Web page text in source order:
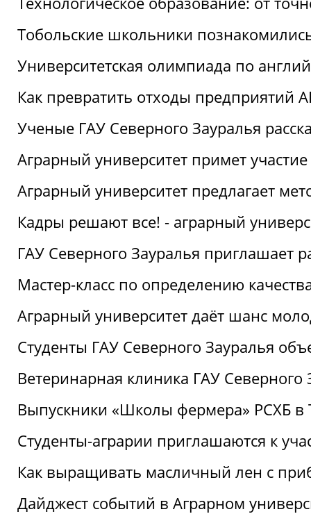
Тобольские школьники
Университетская олимпиада по
Как превратить отходы предприятий
Ученые ГАУ Северного Зауралья
Аграрный университет примет
Аграрный университет предлагает
Кадры решают все! - аграрный
ГАУ Северного Зауралья приглашает
Мастер-класс по определению
Аграрный университет даёт шанс
Студенты ГАУ Северного Зауралья
Ветеринарная клиника ГАУ Северного
Выпускники «Школы фермера» РСХБ
Студенты-аграрии приглашаются к
Как выращивать масличный лен с
Дайджест событий в Аграрном